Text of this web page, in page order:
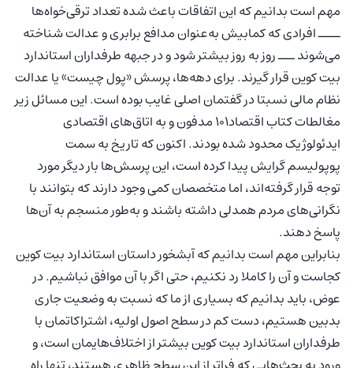
مهم است بدانیم که این اتفاقات باعث شده تعداد ترقی‌خواه‌ها
ــــ افرادی که کمابیش به‌عنوان مدافع برابری و عدالت شناخته
می‌شوند ـــ روز به روز بیشتر ‌شود و در جبهه طرفداران استاندارد
بیت کوین قرار گیرند. برای دهه‌ها، پرسش «پول چیست» یا عدالت
نظام مالی نسبتا در گفتمان اصلی غایب بوده است. این مسائل زیر
مغالطات کتاب اقتصاد101 مدفون و به اتاق‌های اقتصادی
ایدئولوژیک محدود شده بودند. اکنون که تاریخ به سمت
پوپولیسم گرایش پیدا کرده است، این پرسش‌ها بار دیگر مورد
توجه قرار گرفته‌اند، اما متخصصان کمی وجود دارند که بتوانند با
نگرانی‌های مردم همدلی داشته باشند و به‌طور منسجم به آن‌ها
پاسخ دهند.
بنابراین مهم است بدانیم که آبشخور داستان استاندارد بیت کوین
کجاست و آن را کاملا رد نکنیم، حتی اگر با آن موافق نباشیم. در
عوض، باید بدانیم که بسیاری از ما که نسبت به وضعیت جاری
بدبین هستیم، دست کم در سطح اصول اولیه، اشتراکاتمان با
طرفداران استاندارد بیت کوین بیشتر از اختلاف‌هایمان است، و